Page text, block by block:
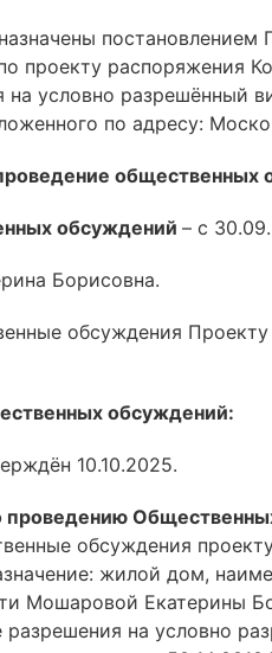
проекту распоряжения
на условно разрешённый
по адресу:
общественных
обсуждений – с
Борисовна.
обсуждения
обсуждений:
10.10.2025.
обсуждения
жилой дом,
Мошаровой Екатерины
на условно